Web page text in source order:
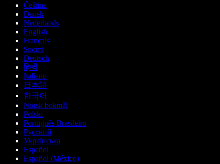
Čeština
Dansk
Nederlands
English
Français
Suomi
Deutsch
हिन्दी
Italiano
日本語
한국어
Norsk bokmål
Polski
Português Brasileiro
Русский
Українська
Español
Español (México)